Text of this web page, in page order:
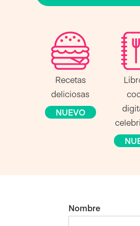
Recetas
deliciosas
NUEVO
Nombre